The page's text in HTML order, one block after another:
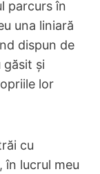
parcurs în
una liniară
dispun de
găsit și
lor
cu
în lucrul meu